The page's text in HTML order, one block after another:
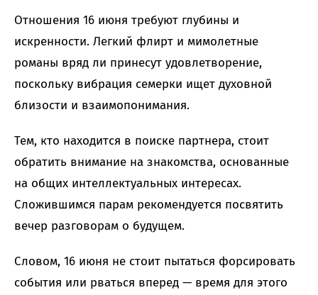
Отношения 16 июня требуют глубины и
искренности. Легкий флирт и мимолетные
романы вряд ли принесут удовлетворение,
поскольку вибрация семерки ищет духовной
близости и взаимопонимания.
Тем, кто находится в поиске партнера, стоит
обратить внимание на знакомства, основанные
на общих интеллектуальных интересах.
Сложившимся парам рекомендуется посвятить
вечер разговорам о будущем.
Словом, 16 июня не стоит пытаться форсировать
события или рваться вперед — время для этого